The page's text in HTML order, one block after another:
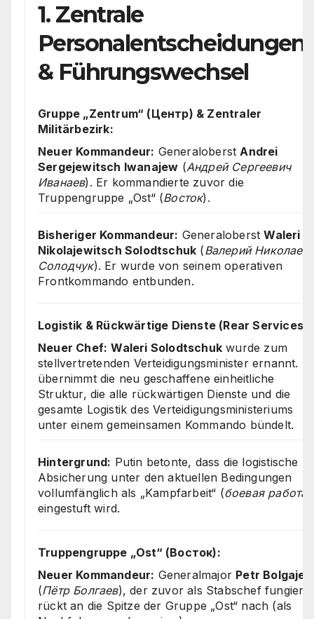
1. Zentrale
Personalentscheidungen
& Führungswechsel
Gruppe „Zentrum“ (Центр) & Zentraler
Militärbezirk:
Neuer Kommandeur: GeneraloberstAndrei
Sergejewitsch Iwanajew (Андрей Сергеевич
Иванаев). Er kommandierte zuvor die
Truppengruppe „Ost“ (Восток).
Bisheriger Kommandeur: GeneraloberstWaleri
Nikolajewitsch Solodtschuk (Валерий
Солодчук). Er wurde von seinem operativen
Frontkommando entbunden.
Logistik & Rückwärtige Dienste (Rear Services):
Neuer Chef: Waleri Solodtschuk wurde zum
stellvertretenden Verteidigungsminister ernannt. Er
übernimmt die neu geschaffene einheitliche
Struktur, die alle rückwärtigen Dienste und die
gesamte Logistik des Verteidigungsministeriums
unter einem gemeinsamen Kommando bündelt.
Hintergrund: Putin betonte, dass die logistische
Absicherung unter den aktuellen Bedingungen
vollumfänglich als „Kampfarbeit“ (боевая работа
eingestuft wird.
Truppengruppe „Ost“ (Восток):
Neuer Kommandeur: Generalmajor Petr
(Пётр Болгаев), der zuvor als Stabschef
rückt an die Spitze der Gruppe „Ost“ nach (als